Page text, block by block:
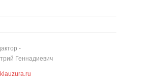
-
Геннадиевич